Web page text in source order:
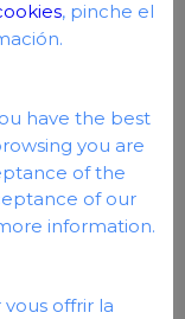
, pinche el
have the best
you are
of the
of our
information.
offrir la